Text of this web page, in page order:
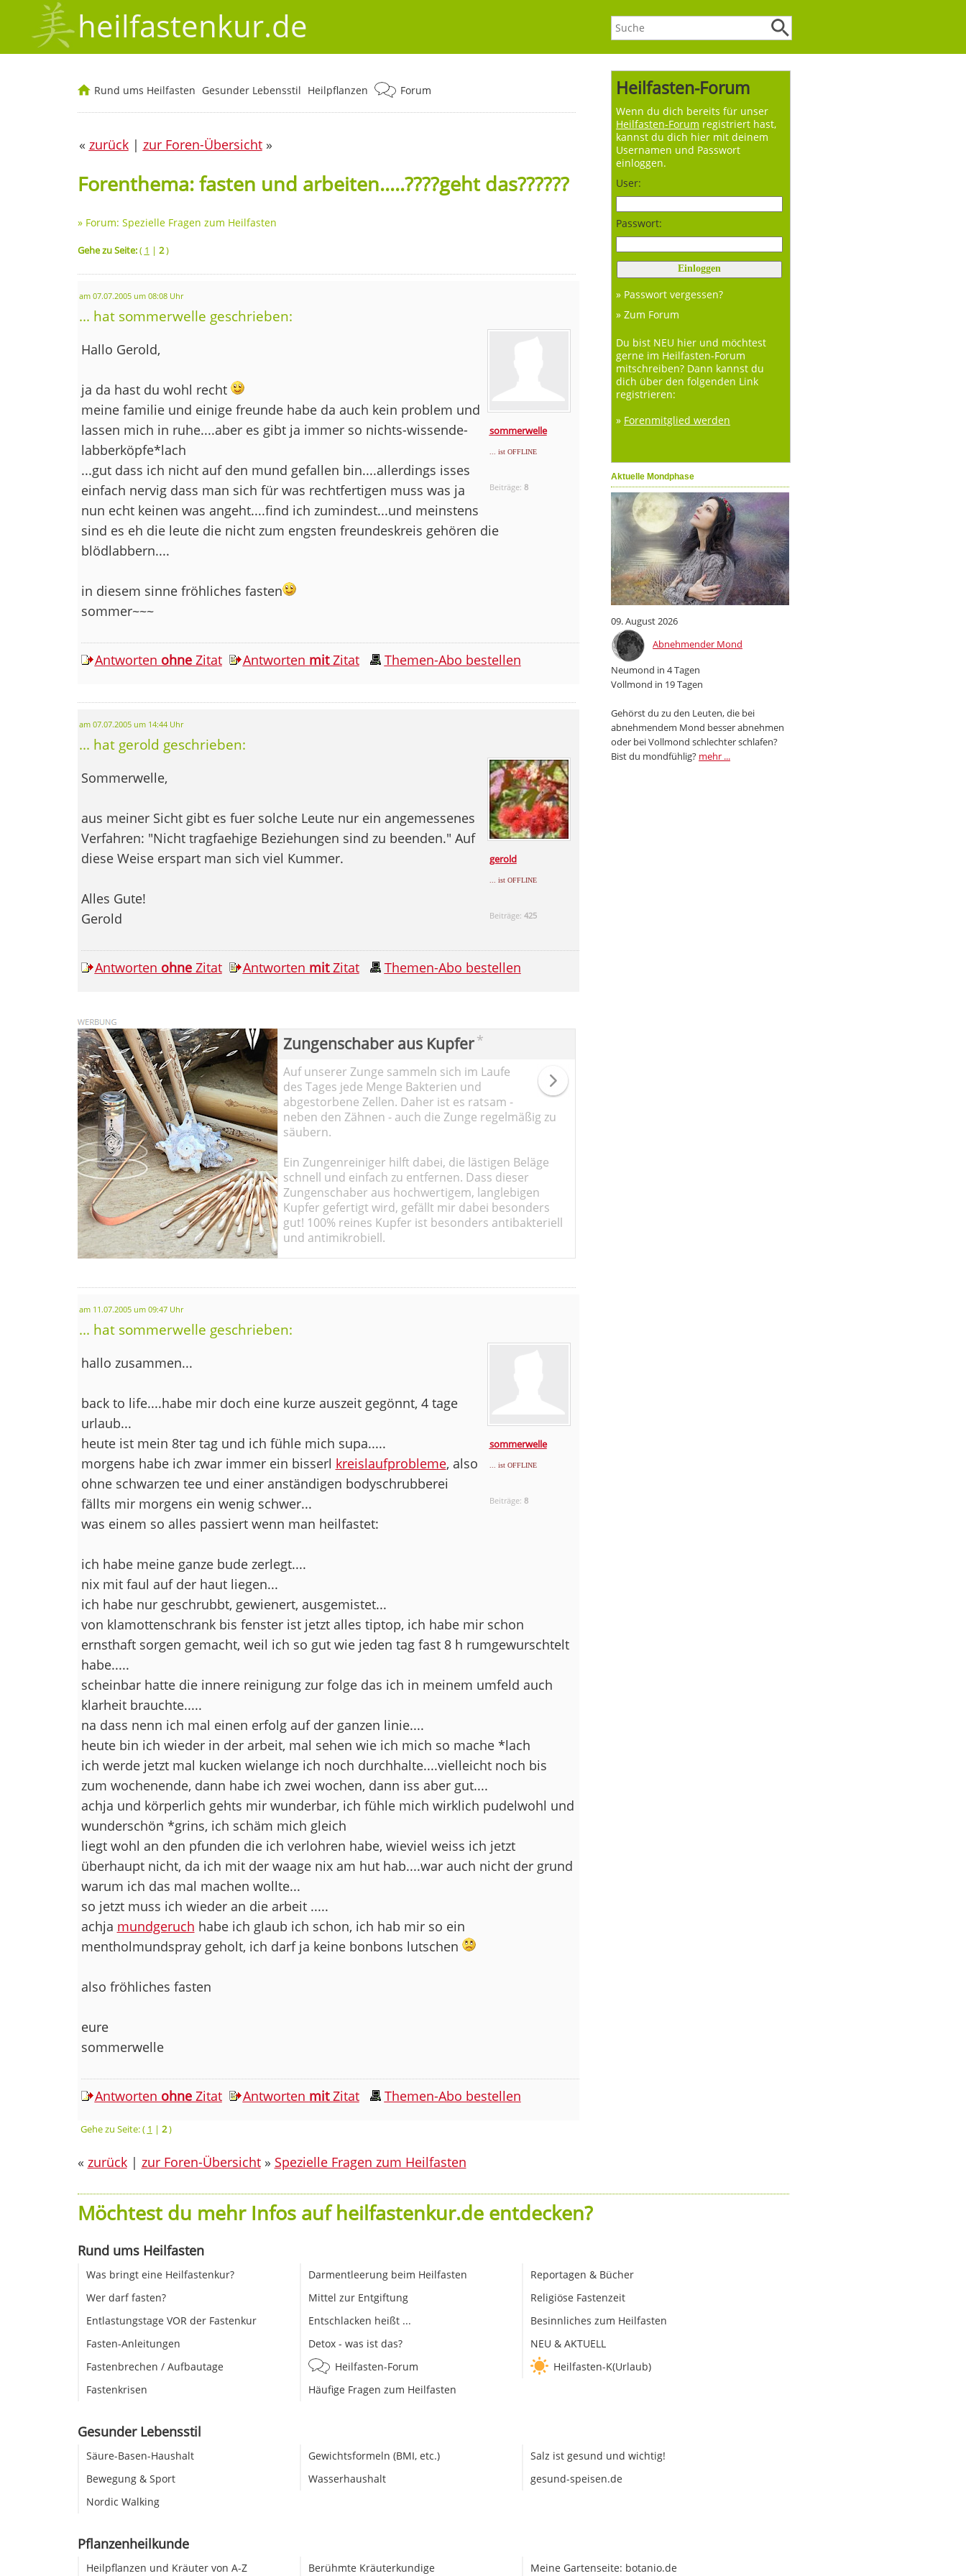
heilfastenkur.de
Heilfasten-Forum
Wenn du dich bereits für unser
Heilfasten-Forum registriert hast,
kannst du dich hier mit deinem
Usernamen und Passwort
einloggen.
User:
Passwort:
» Passwort vergessen?
» Zum Forum
Du bist NEU hier und möchtest
gerne im Heilfasten-Forum
mitschreiben? Dann kannst du
dich über den folgenden Link
registrieren:
» Forenmitglied werden
Aktuelle Mondphase
09. August 2026
Abnehmender Mond
Neumond in 4 Tagen
Vollmond in 19 Tagen
Gehörst du zu den Leuten, die bei
abnehmendem Mond besser abnehmen
oder bei Vollmond schlechter schlafen?
Bist du mondfühlig? mehr ...
Rund ums Heilfasten Gesunder Lebensstil Heilpflanzen Forum
« zurück| zur Foren-Übersicht»
Forenthema: fasten und arbeiten.....????geht das??????
» Forum: Spezielle Fragen zum Heilfasten
Gehe zu Seite:( 1 | 2)
am 07.07.2005 um 08:08 Uhr
... hat sommerwelle geschrieben:
sommerwelle
... ist OFFLINE
Beiträge: 8
Hallo Gerold,
ja da hast du wohl recht
meine familie und einige freunde habe da auch kein problem und
lassen mich in ruhe....aber es gibt ja immer so nichts-wissende-
labberköpfe*lach
...gut dass ich nicht auf den mund gefallen bin....allerdings isses
einfach nervig dass man sich für was rechtfertigen muss was ja
nun echt keinen was angeht....find ich zumindest...und meinstens
sind es eh die leute die nicht zum engsten freundeskreis gehören die
blödlabbern....
in diesem sinne fröhliches fasten
sommer~~~
Antworten ohneZitat Antworten mitZitat Themen-Abo bestellen
am 07.07.2005 um 14:44 Uhr
... hat gerold geschrieben:
gerold
... ist OFFLINE
Beiträge: 425
Sommerwelle,
aus meiner Sicht gibt es fuer solche Leute nur ein angemessenes
Verfahren: "Nicht tragfaehige Beziehungen sind zu beenden." Auf
diese Weise erspart man sich viel Kummer.
Alles Gute!
Gerold
Antworten ohneZitat Antworten mitZitat Themen-Abo bestellen
Zungenschaber aus Kupfer*
Auf unserer Zunge sammeln sich im Laufe
des Tages jede Menge Bakterien und
abgestorbene Zellen. Daher ist es ratsam -
neben den Zähnen - auch die Zunge regelmäßig zu
säubern.
Ein Zungenreiniger hilft dabei, die lästigen Beläge
schnell und einfach zu entfernen. Dass dieser
Zungenschaber aus hochwertigem, langlebigen
Kupfer gefertigt wird, gefällt mir dabei besonders
gut! 100% reines Kupfer ist besonders antibakteriell
und antimikrobiell.
am 11.07.2005 um 09:47 Uhr
... hat sommerwelle geschrieben:
sommerwelle
... ist OFFLINE
Beiträge: 8
hallo zusammen...
back to life....habe mir doch eine kurze auszeit gegönnt, 4 tage
urlaub...
heute ist mein 8ter tag und ich fühle mich supa.....
morgens habe ich zwar immer ein bisserl kreislaufprobleme, also
ohne schwarzen tee und einer anständigen bodyschrubberei
fällts mir morgens ein wenig schwer...
was einem so alles passiert wenn man heilfastet:
ich habe meine ganze bude zerlegt....
nix mit faul auf der haut liegen...
ich habe nur geschrubbt, gewienert, ausgemistet...
von klamottenschrank bis fenster ist jetzt alles tiptop, ich habe mir schon
ernsthaft sorgen gemacht, weil ich so gut wie jeden tag fast 8 h rumgewurschtelt
habe.....
scheinbar hatte die innere reinigung zur folge das ich in meinem umfeld auch
klarheit brauchte.....
na dass nenn ich mal einen erfolg auf der ganzen linie....
heute bin ich wieder in der arbeit, mal sehen wie ich mich so mache *lach
ich werde jetzt mal kucken wielange ich noch durchhalte....vielleicht noch bis
zum wochenende, dann habe ich zwei wochen, dann iss aber gut....
achja und körperlich gehts mir wunderbar, ich fühle mich wirklich pudelwohl und
wunderschön *grins, ich schäm mich gleich
liegt wohl an den pfunden die ich verlohren habe, wieviel weiss ich jetzt
überhaupt nicht, da ich mit der waage nix am hut hab....war auch nicht der grund
warum ich das mal machen wollte...
so jetzt muss ich wieder an die arbeit .....
achja mundgeruch habe ich glaub ich schon, ich hab mir so ein
mentholmundspray geholt, ich darf ja keine bonbons lutschen
also fröhliches fasten
eure
sommerwelle
Antworten ohneZitat Antworten mitZitat Themen-Abo bestellen
Gehe zu Seite: ( 1 | 2)
« zurück| zur Foren-Übersicht» Spezielle Fragen zum Heilfasten
Möchtest du mehr Infos auf heilfastenkur.de entdecken?
Rund ums Heilfasten
Was bringt eine Heilfastenkur?
Wer darf fasten?
Entlastungstage VOR der Fastenkur
Fasten-Anleitungen
Fastenbrechen / Aufbautage
Fastenkrisen
Darmentleerung beim Heilfasten
Mittel zur Entgiftung
Entschlacken heißt ...
Detox - was ist das?
Heilfasten-Forum
Häufige Fragen zum Heilfasten
Reportagen & Bücher
Religiöse Fastenzeit
Besinnliches zum Heilfasten
NEU & AKTUELL
Heilfasten-K(Urlaub)
Gesunder Lebensstil
Säure-Basen-Haushalt
Bewegung & Sport
Nordic Walking
Gewichtsformeln (BMI, etc.)
Wasserhaushalt
Salz ist gesund und wichtig!
gesund-speisen.de
Pflanzenheilkunde
Heilpflanzen und Kräuter von A-Z Berühmte Kräuterkundige Meine Gartenseite: botanio.de